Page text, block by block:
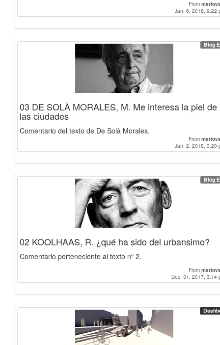
From
Jan. 6, 2018, 9:22
Blog
03 DE SOLÀ MORALES, M. Me interesa la piel de
las ciudades
Comentario del texto de De Solà Morales.
From
Jan. 2, 2018, 3:20
Blog
02 KOOLHAAS, R. ¿qué ha sido del urbansimo?
Comentario perteneciente al texto nº 2.
From
Dec. 31, 2017, 3:14